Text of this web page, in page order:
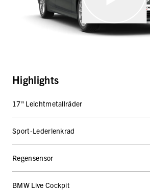
Highlights
17" Leichtmetallräder
Sport-Lederlenkrad
Regensensor
BMW Live Cockpit